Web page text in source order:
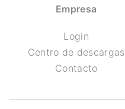
Empresa
Login
Centro de descargas
Contacto